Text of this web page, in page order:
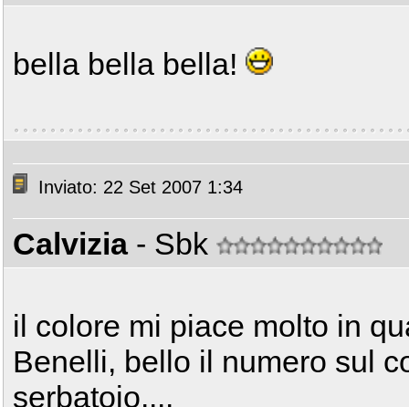
bella bella bella!
Inviato: 22 Set 2007 1:34
Calvizia - Sbk
il colore mi piace molto in
Benelli, bello il numero sul
serbatoio....